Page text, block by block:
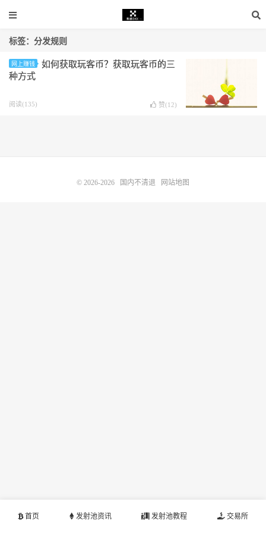
标签：分发规则
网上赚钱
如何获取玩客币？获取玩客币的三
种方式
阅读(135) 赞(12)
首页 发射池资讯 发射池教程 交易所
© 2026-2026 国内不清退 网站地图